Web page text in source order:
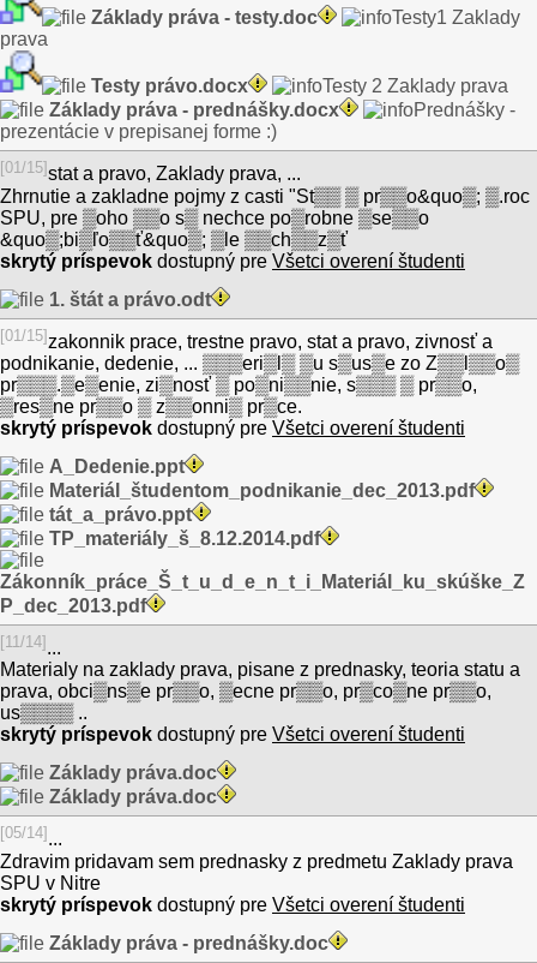
Základy práva - testy.doc
Testy1 Zaklady
prava
Testy právo.docx
Testy 2 Zaklady prava
Základy práva - prednášky.docx
Prednášky -
prezentácie v prepisanej forme :)
[01/15]stat a pravo, Zaklady prava, ...
Zhrnutie a zakladne pojmy z casti "St▒▒ ▒ pr▒▒o&quo▒; ▒.roc
SPU, pre ▒oho ▒▒o s▒ nechce po▒robne ▒se▒▒o
&quo▒;bi▒ľo▒▒ť&quo▒; ▒le ▒▒ch▒▒z▒ť
skrytý príspevok dostupný pre Všetci overení študenti
1. štát a právo.odt
[01/15]zakonnik prace, trestne pravo, stat a pravo, zivnosť a
podnikanie, dedenie, ... ▒▒▒eri▒l▒ ▒u s▒us▒e zo Z▒▒l▒▒o▒
pr▒▒▒.▒e▒enie, zi▒nosť ▒ po▒ni▒▒nie, s▒▒▒ ▒ pr▒▒o,
▒res▒ne pr▒▒o ▒ z▒▒onni▒ pr▒ce.
skrytý príspevok dostupný pre Všetci overení študenti
A_Dedenie.ppt
Materiál_študentom_podnikanie_dec_2013.pdf
tát_a_právo.ppt
TP_materiály_š_8.12.2014.pdf
Zákonník_práce_Š_t_u_d_e_n_t_i_Materiál_ku_skúške_Z
P_dec_2013.pdf
[11/14] ...
Materialy na zaklady prava, pisane z prednasky, teoria statu a
prava, obci▒ns▒e pr▒▒o, ▒ecne pr▒▒o, pr▒co▒ne pr▒▒o,
us▒▒▒▒ ..
skrytý príspevok dostupný pre Všetci overení študenti
Základy práva.doc
Základy práva.doc
[05/14] ...
Zdravim pridavam sem prednasky z predmetu Zaklady prava
SPU v Nitre
skrytý príspevok dostupný pre Všetci overení študenti
Základy práva - prednášky.doc